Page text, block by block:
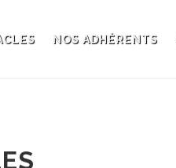
NOS ADHÉRENTS